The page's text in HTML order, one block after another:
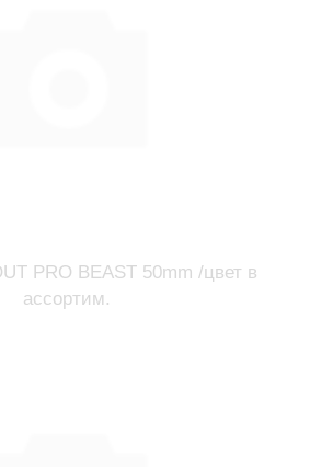
PRO BEAST 50mm /цвет в
ассортим.